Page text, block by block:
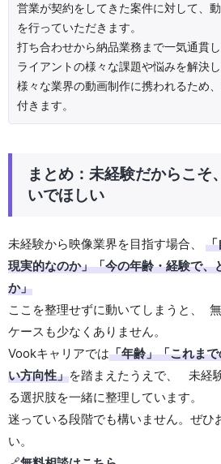
営業が契約をしてきた案件に対して、
を行っていただきます。
打ち合わせから納品業務まで一気通貫
ライアントの様々な課題や悩みを解決
様々な業界の動画制作に携われるため
付きます。
まとめ：未経験だからこそ
いでほしい
未経験から映像業界を目指す場合、 「
現実的なのか」「今の年齢・経験で、
か」
ここを整理せずに動いてしまうと、
ケースも少なくありません。
Vookキャリアでは「年齢」「これま
い方向性」を踏まえたうえで、 未経
る選択肢を一緒に整理しています。
迷っている段階でも構いません。ぜひ
い。